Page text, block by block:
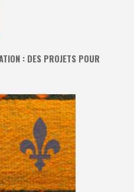
: DES PROJETS POUR